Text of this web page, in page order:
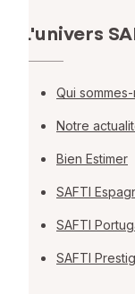
L'univers
Qui
Notre
Bien Estimer
SAFTI
SAFTI
SAFTI